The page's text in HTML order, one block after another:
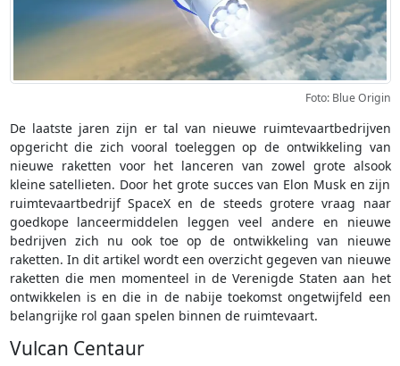
Foto: Blue Origin
De laatste jaren zijn er tal van nieuwe ruimtevaartbedrijven
opgericht die zich vooral toeleggen op de ontwikkeling van
nieuwe raketten voor het lanceren van zowel grote alsook
kleine satellieten. Door het grote succes van Elon Musk en zijn
ruimtevaartbedrijf SpaceX en de steeds grotere vraag naar
goedkope lanceermiddelen leggen veel andere en nieuwe
bedrijven zich nu ook toe op de ontwikkeling van nieuwe
raketten. In dit artikel wordt een overzicht gegeven van nieuwe
raketten die men momenteel in de Verenigde Staten aan het
ontwikkelen is en die in de nabije toekomst ongetwijfeld een
belangrijke rol gaan spelen binnen de ruimtevaart.
Vulcan Centaur